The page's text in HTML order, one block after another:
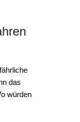
das
würden